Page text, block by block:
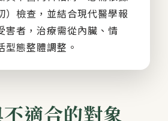
）檢查，並結合現代醫學報
害者，治療需從內臟、情
型態整體調整。
適合的對象